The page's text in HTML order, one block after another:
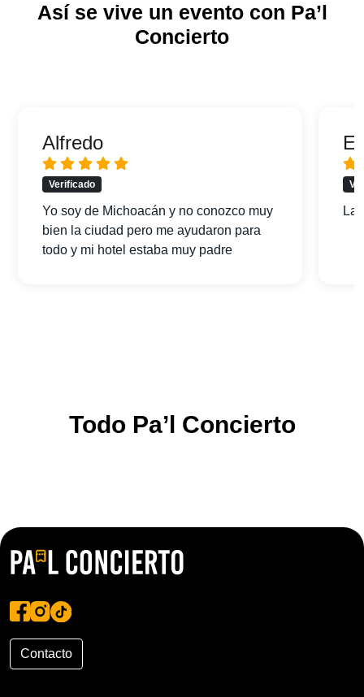
Así se vive un evento con Pa’l
Concierto
Alfredo
Verificado
Yo soy de Michoacán y no conozco muy
bien la ciudad pero me ayudaron para
todo y mi hotel estaba muy padre
La
Todo Pa’l Concierto
Contacto